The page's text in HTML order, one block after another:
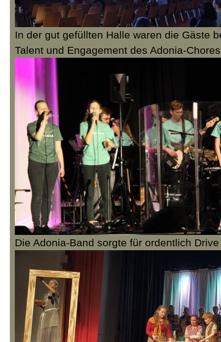
In der gut gefüllten Halle waren die Gäste
Talent und Engagement des Adonia-
Die Adonia-Band sorgte für ordentlich